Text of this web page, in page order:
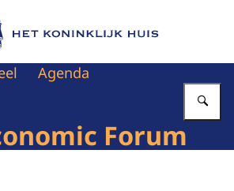
homepage van Het Koninklijk Huis
Agenda
Forum